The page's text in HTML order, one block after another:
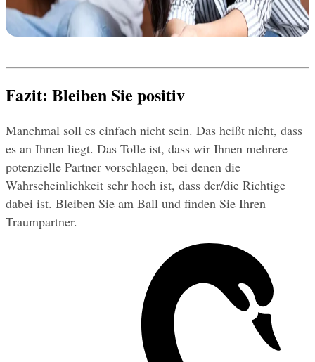
Fazit: Bleiben Sie positiv
Manchmal soll es einfach nicht sein. Das heißt nicht, dass
es an Ihnen liegt. Das Tolle ist, dass wir Ihnen mehrere
potenzielle Partner vorschlagen, bei denen die
Wahrscheinlichkeit sehr hoch ist, dass der/die Richtige
dabei ist. Bleiben Sie am Ball und finden Sie Ihren
Traumpartner.